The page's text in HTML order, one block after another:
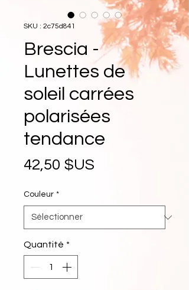
SKU : 2c75d841
Brescia -
Lunettes de
soleil carrées
polarisées
tendance
42,50 $US
Couleur *
Quantité *